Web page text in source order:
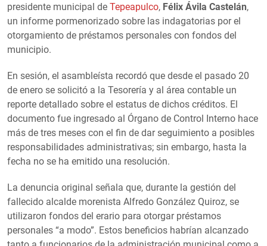
presidente municipal de Tepeapulco, Félix Ávila Castelán,
un informe pormenorizado sobre las indagatorias por el
otorgamiento de préstamos personales con fondos del
municipio.
En sesión, el asambleísta recordó que desde el pasado 20
de enero se solicitó a la Tesorería y al área contable un
reporte detallado sobre el estatus de dichos créditos. El
documento fue ingresado al Órgano de Control Interno hace
más de tres meses con el fin de dar seguimiento a posibles
responsabilidades administrativas; sin embargo, hasta la
fecha no se ha emitido una resolución.
La denuncia original señala que, durante la gestión del
fallecido alcalde morenista Alfredo González Quiroz, se
utilizaron fondos del erario para otorgar préstamos
personales “a modo”. Estos beneficios habrían alcanzado